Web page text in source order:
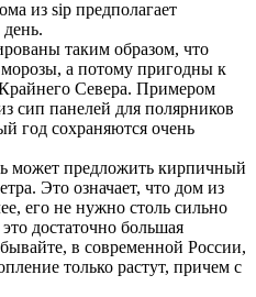
из sip предполагает
таким образом, что
а потому пригодны к
Севера. Примером
сип панелей для полярников
год сохраняются очень
может предложить кирпичный
Это означает, что дом из
его не нужно столь сильно
достаточно большая
в современной России,
только растут, причем с